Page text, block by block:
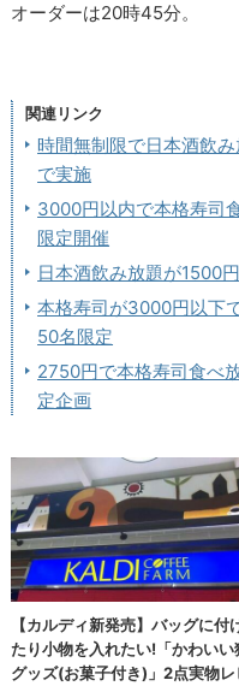
オーダーは20時45分。
関連リンク
時間無制限で日本酒飲
で実施
3000円以内で本格寿司
限定開催
日本酒飲み放題が1500
本格寿司が3000円以下
50名限定
2750円で本格寿司食べ
定企画